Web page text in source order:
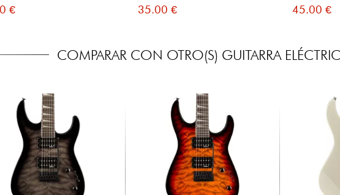
€ 35.00 € 45.00 €
COMPARAR CON OTRO(S) GUITARRA